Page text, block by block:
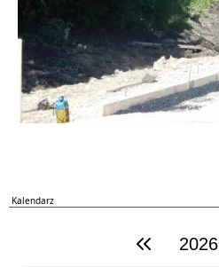
Kalendarz
poprzedni rok2026